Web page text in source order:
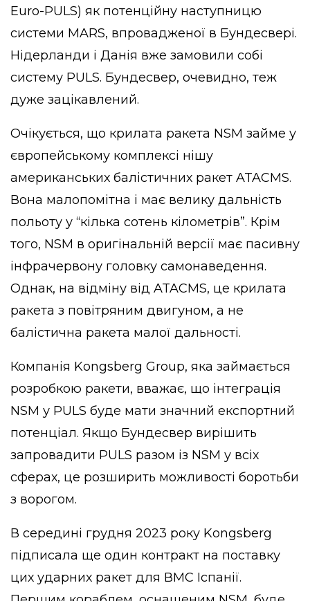
Euro-PULS) як потенційну наступницю
системи MARS, впровадженої в Бундесвері.
Нідерланди і Данія вже замовили собі
систему PULS. Бундесвер, очевидно, теж
дуже зацікавлений.
Очікується, що крилата ракета NSM займе у
європейському комплексі нішу
американських балістичних ракет ATACMS.
Вона малопомітна і має велику дальність
польоту у “кілька сотень кілометрів”. Крім
того, NSM в оригінальній версії має пасивну
інфрачервону головку самонаведення.
Однак, на відміну від ATACMS, це крилата
ракета з повітряним двигуном, а не
балістична ракета малої дальності.
Компанія Kongsberg Group, яка займається
розробкою ракети, вважає, що інтеграція
NSM у PULS буде мати значний експортний
потенціал. Якщо Бундесвер вирішить
запровадити PULS разом із NSM у всіх
сферах, це розширить можливості боротьби
з ворогом.
В середині грудня 2023 року Kongsberg
підписала ще один контракт на поставку
цих ударних ракет для ВМС Іспанії.